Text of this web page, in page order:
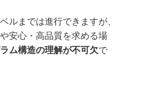
ルまでは進行できますが、
安心・高品質を求める場
ム構造の理解が不可欠で